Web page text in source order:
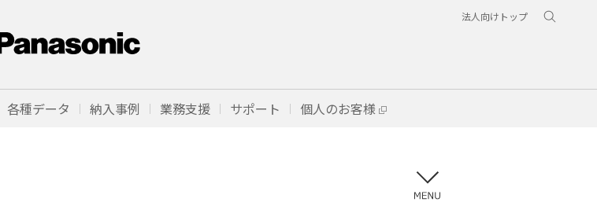
法人向けトップ
各種データ 納入事例 業務支援 サポート 個人のお客様